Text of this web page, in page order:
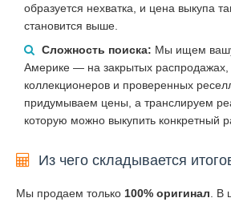
образуется нехватка, и цена выкупа
становится выше.
Сложность поиска: Мы ищем
Америке — на закрытых распродажах,
коллекционеров и проверенных
придумываем цены, а транслируем
которую можно выкупить конкретный
Из чего складывается
Мы продаем только 100% оригинал . В